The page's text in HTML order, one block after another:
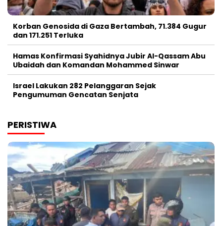
Korban Genosida di Gaza Bertambah, 71.384 Gugur
dan 171.251 Terluka
Hamas Konfirmasi Syahidnya Jubir Al-Qassam Abu
Ubaidah dan Komandan Mohammed Sinwar
Israel Lakukan 282 Pelanggaran Sejak
Pengumuman Gencatan Senjata
PERISTIWA